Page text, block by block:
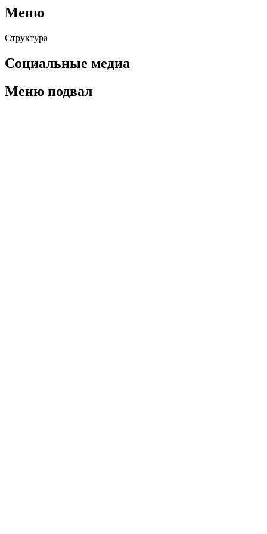
Меню
Структура
Социальные медиа
Меню подвал